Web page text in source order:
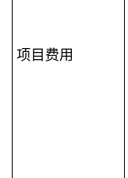
项目费用